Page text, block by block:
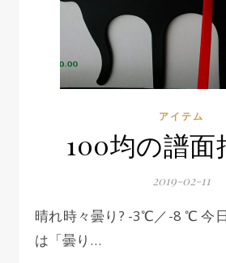
アイテム
100均の譜面
2019-02-11
晴れ時々曇り? -3℃／-8 ℃ 今日のYahoo!天気で
は「曇り…